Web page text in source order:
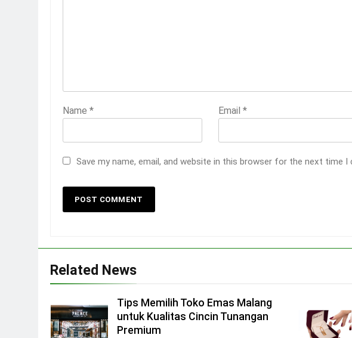
Name * Email *
Save my name, email, and website in this browser for the next time I
Related News
Tips Memilih Toko Emas Malang
untuk Kualitas Cincin Tunangan
Premium